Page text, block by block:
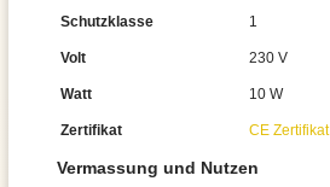
Schutzklasse 1
Volt 230 V
Watt 10 W
Zertifikat CE Zertifikat
Vermassung und Nutzen